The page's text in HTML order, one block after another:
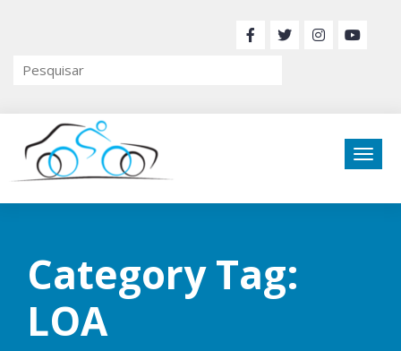
Category Tag:
LOA